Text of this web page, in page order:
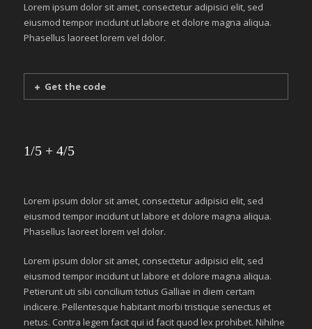
Lorem ipsum dolor sit amet, consectetur adipisici elit, sed
eiusmod tempor incidunt ut labore et dolore magna aliqua.
Phasellus laoreet lorem vel dolor.
Get the code
1/5 + 4/5
Lorem ipsum dolor sit amet, consectetur adipisici elit, sed
eiusmod tempor incidunt ut labore et dolore magna aliqua.
Phasellus laoreet lorem vel dolor.
Lorem ipsum dolor sit amet, consectetur adipisici elit, sed
eiusmod tempor incidunt ut labore et dolore magna aliqua.
Petierunt uti sibi concilium totius Galliae in diem certam
indicere. Pellentesque habitant morbi tristique senectus et
netus. Contra legem facit qui id facit quod lex prohibet. Nihilne